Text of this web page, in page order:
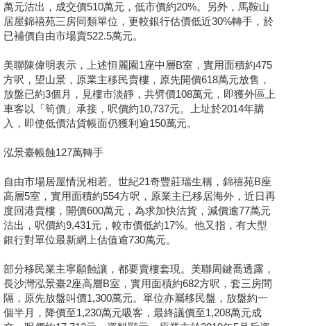
萬元沽出，成交價510萬元，低市價約20%。另外，馬鞍山
居屋錦禧苑三房同類單位，更較銀行估價低近30%轉手，於
已補價自由市場賣522.5萬元。
美聯陳偉明表示，上述恒麗園1座中層B室，實用面積約475
方呎，望山景，原業主移民賣樓，原先開價618萬元放售，
放盤已約3個月，見樓市淡靜，共劈價108萬元，即獲外區上
車客以「筍價」承接，呎價約10,737元。上址於2014年購
入，即使低價沽貨帳面仍獲利逾150萬元。
泓景臺帳蝕127萬轉手
自由市場居屋情況相若。世紀21奇豐莊瑞生稱，錦禧苑B座
高層5室，實用面積約554方呎，原業主已移居海外，近日再
度回港賣樓，開價600萬元，為求加快沽貨，減價逾77萬元
沽出，呎價約9,431元，較市價低約17%。他又指，有大型
銀行對單位最新網上估值逾730萬元。
部分移民業主寧願蝕讓，都要賣樓套現。美聯周鍵喬透露，
長沙灣泓景臺2座高層B室，實用面積約682方呎，套三房間
隔，原先放盤叫價1,300萬元。單位亦屬移民盤，放盤約一
個半月，降價至1,230萬元吸客，最終議價至1,208萬元成